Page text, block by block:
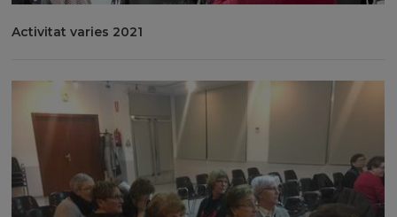
Activitat varies 2021